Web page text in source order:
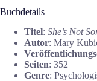
Buchdetails
Titel: She’s Not
Autor: Mary
Seiten: 352
Genre: